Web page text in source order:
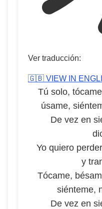
Ver traducción:
🇬🇧 VIEW IN
Tú solo,
úsame,
De vez en
Yo quiero
y
Tócame,
siénteme,
De vez en